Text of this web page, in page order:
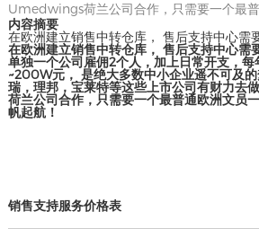
Umedwings荷兰公司合作，只需要一个最
内容摘要
在欧洲建立销售中转仓库， 售后支持中心需
在欧洲建立销售中转仓库， 售后支持中心需
单独一个公司雇佣2个人，加上日常开支，
~200W元， 是绝大多数中小企业遥不可及
瑞，理邦，宝莱特等这些上市公司有财力
荷兰公司合作，只需要一个最普通欧洲文员
帆起航！
销售支持服务价格表